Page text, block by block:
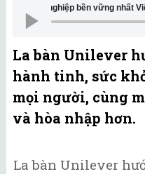
là doanh nghiệp bền vững nhất
La bàn Unilever
hành tinh, sức
mọi người, cùng
và hòa nhập hơn.
La bàn Unilever